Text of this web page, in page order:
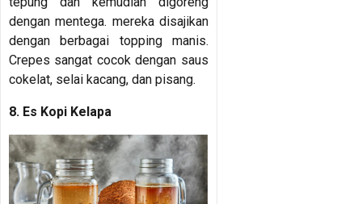
dengan mentega. mereka disajikan
dengan berbagai topping manis.
Crepes sangat cocok dengan saus
cokelat, selai kacang, dan pisang.
8. Es Kopi Kelapa